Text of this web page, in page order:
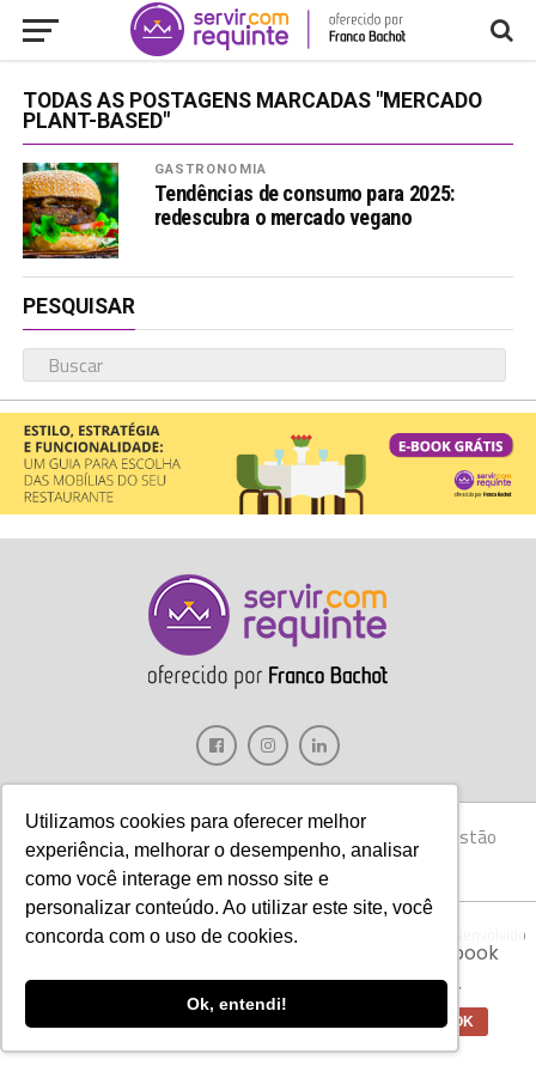
Utilizamos cookies para oferecer melhor
experiência, melhorar o desempenho, analisar
como você interage em nosso site e
personalizar conteúdo. Ao utilizar este site, você
concorda com o uso de cookies.
Ok, entendi!
TODAS AS POSTAGENS MARCADAS "MERCADO
PLANT-BASED"
GASTRONOMIA
Tendências de consumo para 2025:
redescubra o mercado vegano
PESQUISAR
Gastronomia Móveis Decoração Hotelaria
Gestão
Marketing
Tecnologia Eventos
Copyright © 2017 Servir com Requinte • Franco Bachot Móveis . Desenvolvido
Aviso:Nós da Franco Bachot utilizamos de
cookies com ferramentas do Google e Facebook
experiência de nossos clientes para oferecer
melhores produtos e serviços. OK